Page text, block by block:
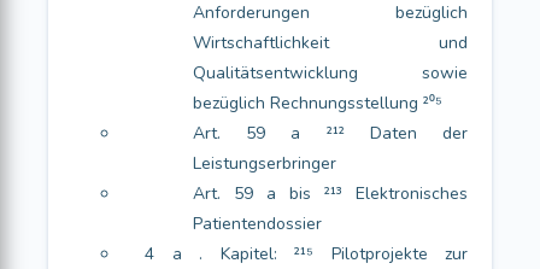
Anforderungen bezüglich
Wirtschaftlichkeit und
Qualitätsentwicklung sowie
bezüglich Rechnungsstellung ²⁰⁵
Art. 59 a ²¹² Daten der
Leistungserbringer
Art. 59 a bis ²¹³ Elektronisches
Patientendossier
4 a . Kapitel: ²¹⁵ Pilotprojekte zur